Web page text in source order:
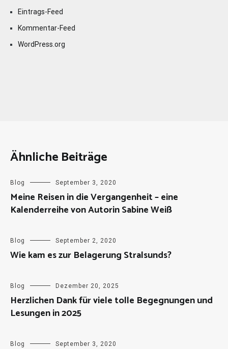
Eintrags-Feed
Kommentar-Feed
WordPress.org
Ähnliche Beiträge
Blog September 3, 2020
Meine Reisen in die Vergangenheit – eine
Kalenderreihe von Autorin Sabine Weiß
Blog September 2, 2020
Wie kam es zur Belagerung Stralsunds?
Blog Dezember 20, 2025
Herzlichen Dank für viele tolle Begegnungen und
Lesungen in 2025
Blog September 3, 2020